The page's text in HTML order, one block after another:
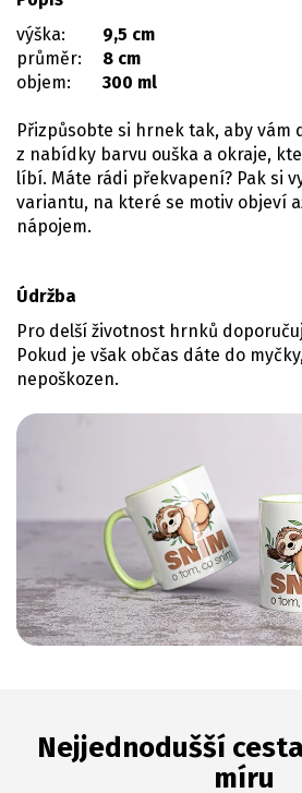
výška:
9,5 cm
průměr:
8 cm
objem:
300 ml
Přizpůsobte si hrnek tak, aby vám
z nabídky barvu ouška a okraje,
líbí. Máte rádi překvapení? Pak si
variantu, na které se motiv objeví
nápojem.
Údržba
Pro delší životnost hrnků
Pokud je však občas dáte do
nepoškozen.
Nejjednodušší
míru